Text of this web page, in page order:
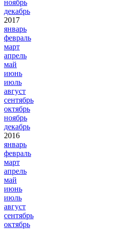
ноябрь
декабрь
2017
январь
февраль
март
апрель
май
июнь
июль
август
сентябрь
октябрь
ноябрь
декабрь
2016
январь
февраль
март
апрель
май
июнь
июль
август
сентябрь
октябрь